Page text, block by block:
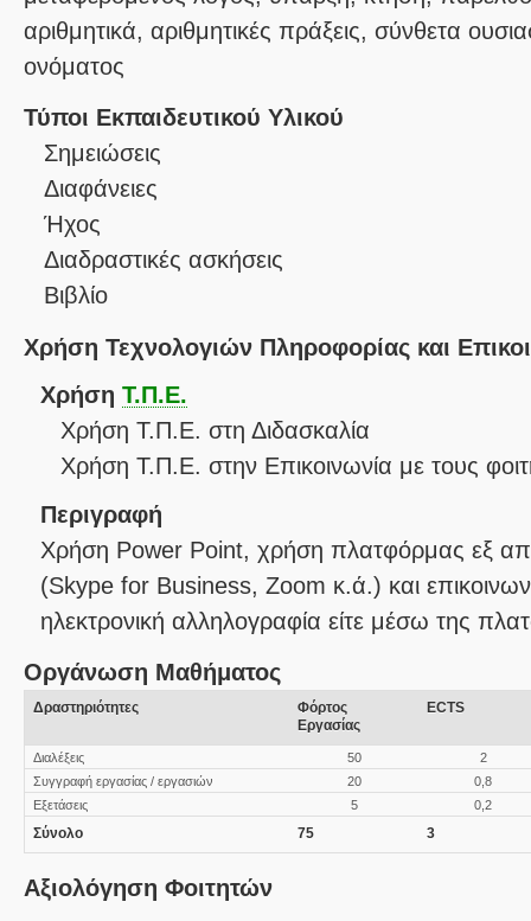
αριθμητικά, αριθμητικές πράξεις, σύνθετα
ονόματος
Τύποι Εκπαιδευτικού Υλικού
Σημειώσεις
Διαφάνειες
Ήχος
Διαδραστικές ασκήσεις
Βιβλίο
Χρήση Τεχνολογιών Πληροφορίας και
Χρήση Τ.Π.Ε.
Χρήση Τ.Π.Ε. στη Διδασκαλία
Χρήση Τ.Π.Ε. στην Επικοινωνία με τους
Περιγραφή
Χρήση Power Point, χρήση πλατφόρμας εξ
(Skype for Business, Zoom κ.ά.) και
ηλεκτρονική αλληλογραφία είτε μέσω της
Οργάνωση Μαθήματος
Δραστηριότητες
Φόρτος
Εργασίας
ECTS
Διαλέξεις 50
2
Συγγραφή εργασίας / εργασιών
20
0,8
Εξετάσεις
5 0,2
Σύνολο 75 3
Αξιολόγηση Φοιτητών